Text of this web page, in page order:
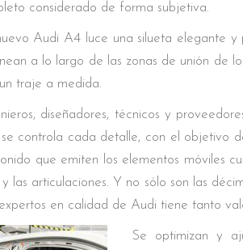
considerado de forma subjetiva.
Audi A4 luce una silueta elegante
a lo largo de las zonas de unión de
traje a medida.
diseñadores, técnicos y
se controla cada detalle, con el objetivo
que emiten los elementos móviles
las articulaciones. Y no sólo son las
en calidad de Audi tiene tanto
Se optimizan y